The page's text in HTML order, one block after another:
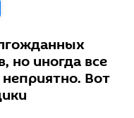
но иногда все
Вот